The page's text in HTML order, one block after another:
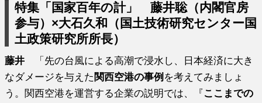
特集「国家百年の計」 藤井聡（内閣官房
参与）×大石久和（国土技術研究センター国
土政策研究所所長）
藤井 「先の台風による高潮で浸水し、日本経済に大き
なダメージを与えた 関西空港の事例 を考えてみましょ
う。関西空港を運営する企業の説明では、『 ここまでの